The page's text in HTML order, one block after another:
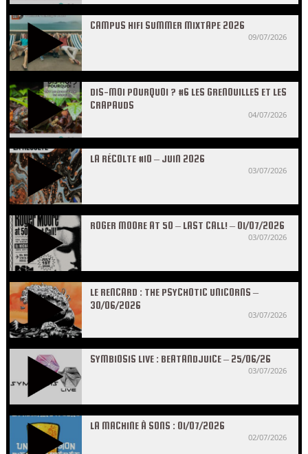
CAMPUS HIFI SUMMER MIXTAPE 2026
09/07/2026
DIS-MOI POURQUOI ? #6 LES GRENOUILLES ET LES
CRAPAUDS
04/07/2026
LA RÉCOLTE #10 – JUIN 2026
03/07/2026
ROGER MOORE AT 50 – LAST CALL! – 01/07/2026
03/07/2026
LE RENCARD : THE PSYCHOTIC UNICORNS –
30/06/2026
03/07/2026
SYMBIOSIS LIVE : BEATANDJUICE – 25/06/26
03/07/2026
LA MACHINE À SONS : 01/07/2026
02/07/2026